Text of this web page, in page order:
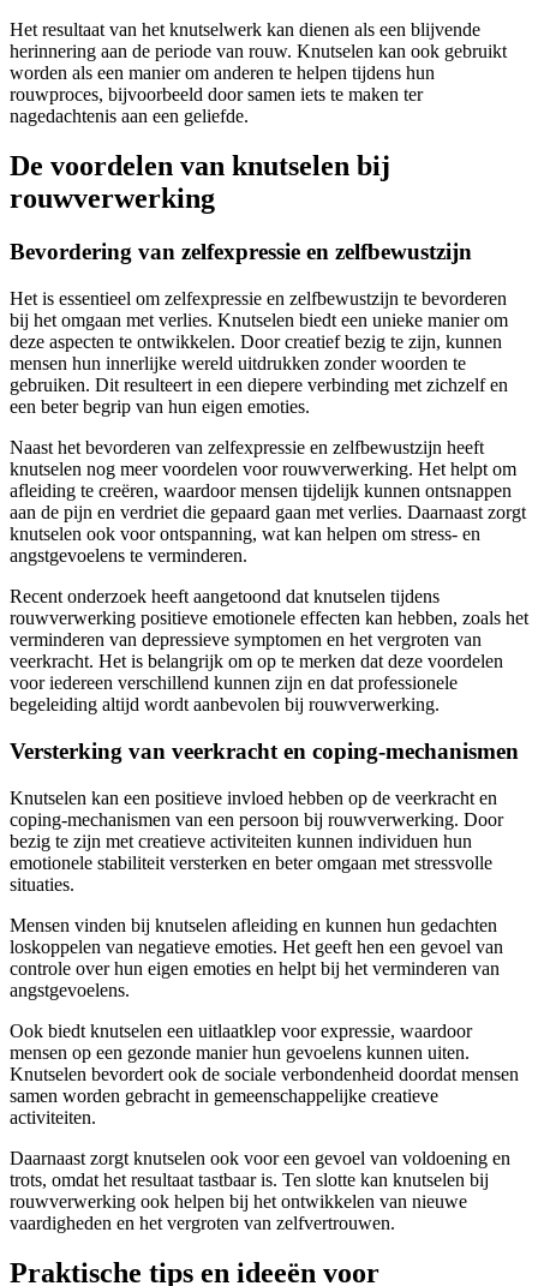
Het resultaat van het knutselwerk kan dienen als een blijvende
herinnering aan de periode van rouw. Knutselen kan ook gebruikt
worden als een manier om anderen te helpen tijdens hun
rouwproces, bijvoorbeeld door samen iets te maken ter
nagedachtenis aan een geliefde.
De voordelen van knutselen bij
rouwverwerking
Bevordering van zelfexpressie en zelfbewustzijn
Het is essentieel om zelfexpressie en zelfbewustzijn te bevorderen
bij het omgaan met verlies. Knutselen biedt een unieke manier om
deze aspecten te ontwikkelen. Door creatief bezig te zijn, kunnen
mensen hun innerlijke wereld uitdrukken zonder woorden te
gebruiken. Dit resulteert in een diepere verbinding met zichzelf en
een beter begrip van hun eigen emoties.
Naast het bevorderen van zelfexpressie en zelfbewustzijn heeft
knutselen nog meer voordelen voor rouwverwerking. Het helpt om
afleiding te creëren, waardoor mensen tijdelijk kunnen ontsnappen
aan de pijn en verdriet die gepaard gaan met verlies. Daarnaast zorgt
knutselen ook voor ontspanning, wat kan helpen om stress- en
angstgevoelens te verminderen.
Recent onderzoek heeft aangetoond dat knutselen tijdens
rouwverwerking positieve emotionele effecten kan hebben, zoals het
verminderen van depressieve symptomen en het vergroten van
veerkracht. Het is belangrijk om op te merken dat deze voordelen
voor iedereen verschillend kunnen zijn en dat professionele
begeleiding altijd wordt aanbevolen bij rouwverwerking.
Versterking van veerkracht en coping-mechanismen
Knutselen kan een positieve invloed hebben op de veerkracht en
coping-mechanismen van een persoon bij rouwverwerking. Door
bezig te zijn met creatieve activiteiten kunnen individuen hun
emotionele stabiliteit versterken en beter omgaan met stressvolle
situaties.
Mensen vinden bij knutselen afleiding en kunnen hun gedachten
loskoppelen van negatieve emoties. Het geeft hen een gevoel van
controle over hun eigen emoties en helpt bij het verminderen van
angstgevoelens.
Ook biedt knutselen een uitlaatklep voor expressie, waardoor
mensen op een gezonde manier hun gevoelens kunnen uiten.
Knutselen bevordert ook de sociale verbondenheid doordat mensen
samen worden gebracht in gemeenschappelijke creatieve
activiteiten.
Daarnaast zorgt knutselen ook voor een gevoel van voldoening en
trots, omdat het resultaat tastbaar is. Ten slotte kan knutselen bij
rouwverwerking ook helpen bij het ontwikkelen van nieuwe
vaardigheden en het vergroten van zelfvertrouwen.
Praktische tips en ideeën voor